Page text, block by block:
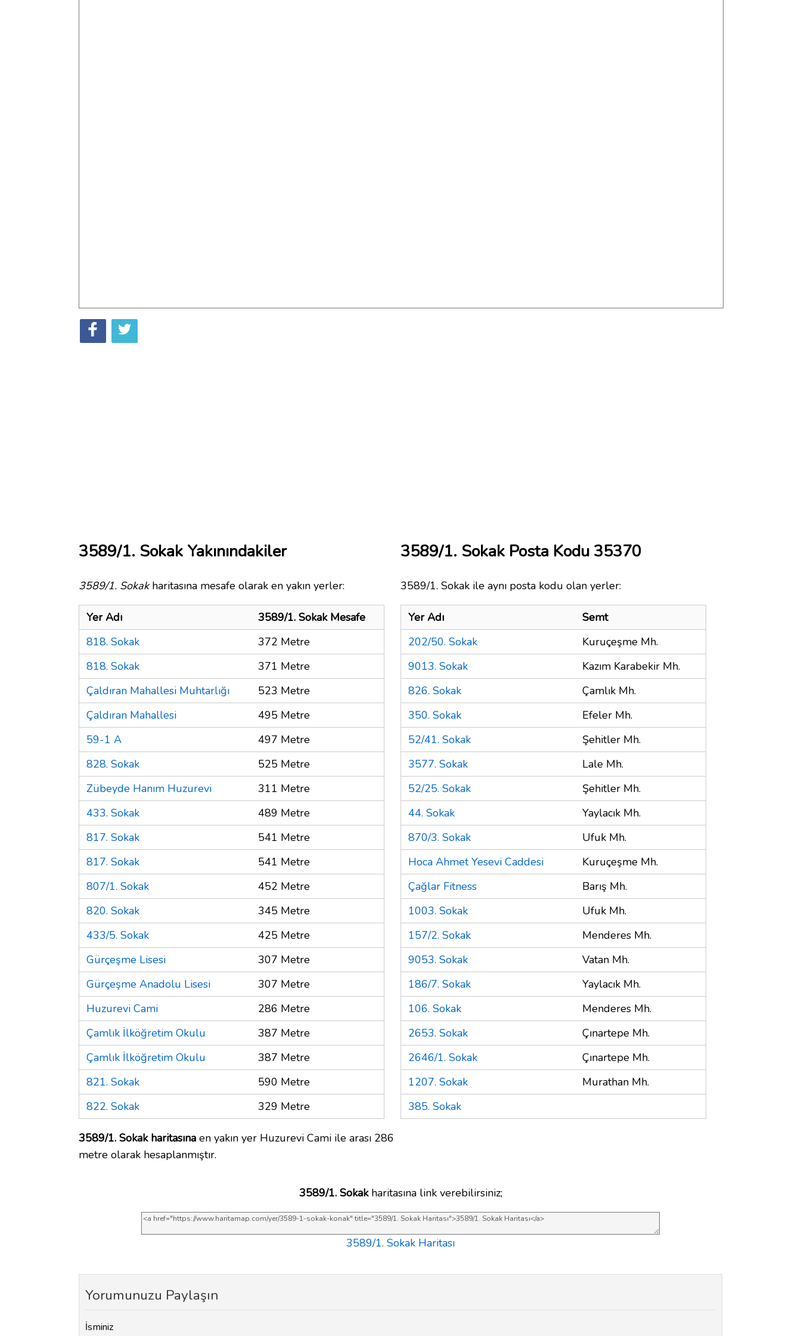
3589/1. Sokak Yakınındakiler
3589/1. Sokakharitasına mesafe olarak en yakın yerler:
Yer Adı
3589/1. Sokak Mesafe
818. Sokak
372 Metre
818. Sokak
371 Metre
Çaldıran Mahallesi Muhtarlığı
523 Metre
Çaldıran Mahallesi
495 Metre
59-1 A
497 Metre
828. Sokak
525 Metre
Zübeyde Hanım Huzurevi
311 Metre
433. Sokak
489 Metre
817. Sokak
541 Metre
817. Sokak
541 Metre
807/1. Sokak
452 Metre
820. Sokak
345 Metre
433/5. Sokak
425 Metre
Gürçeşme Lisesi
307 Metre
Gürçeşme Anadolu Lisesi
307 Metre
Huzurevi Cami
286 Metre
Çamlık İlköğretim Okulu
387 Metre
Çamlık İlköğretim Okulu
387 Metre
821. Sokak
590 Metre
822. Sokak
329 Metre
3589/1. Sokak haritasına en yakın yer Huzurevi Cami ile arası 286
metre olarak hesaplanmıştır.
3589/1. Sokak Posta Kodu 35370
3589/1. Sokak ile aynı posta kodu olan yerler:
Yer Adı
Semt
202/50. Sokak
Kuruçeşme Mh.
9013. Sokak
Kazım Karabekir Mh.
826. Sokak
Çamlık Mh.
350. Sokak
Efeler Mh.
52/41. Sokak
Şehitler Mh.
3577. Sokak
Lale Mh.
52/25. Sokak
Şehitler Mh.
44. Sokak
Yaylacık Mh.
870/3. Sokak
Ufuk Mh.
Hoca Ahmet Yesevi Caddesi
Kuruçeşme Mh.
Çağlar Fitness
Barış Mh.
1003. Sokak
Ufuk Mh.
157/2. Sokak
Menderes Mh.
9053. Sokak
Vatan Mh.
186/7. Sokak
Yaylacık Mh.
106. Sokak
Menderes Mh.
2653. Sokak
Çınartepe Mh.
2646/1. Sokak
Çınartepe Mh.
1207. Sokak
Murathan Mh.
385. Sokak
3589/1. Sokakharitasına link verebilirsiniz;
3589/1. Sokak Haritası
Yorumunuzu Paylaşın
İsminiz